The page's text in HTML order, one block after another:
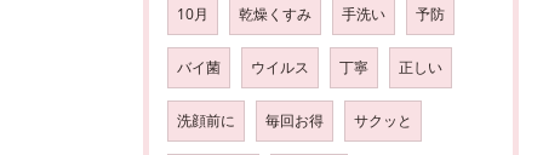
10月 乾燥くすみ 手洗い 予防
バイ菌 ウイルス 丁寧 正しい
洗顔前に 毎回お得 サクッと